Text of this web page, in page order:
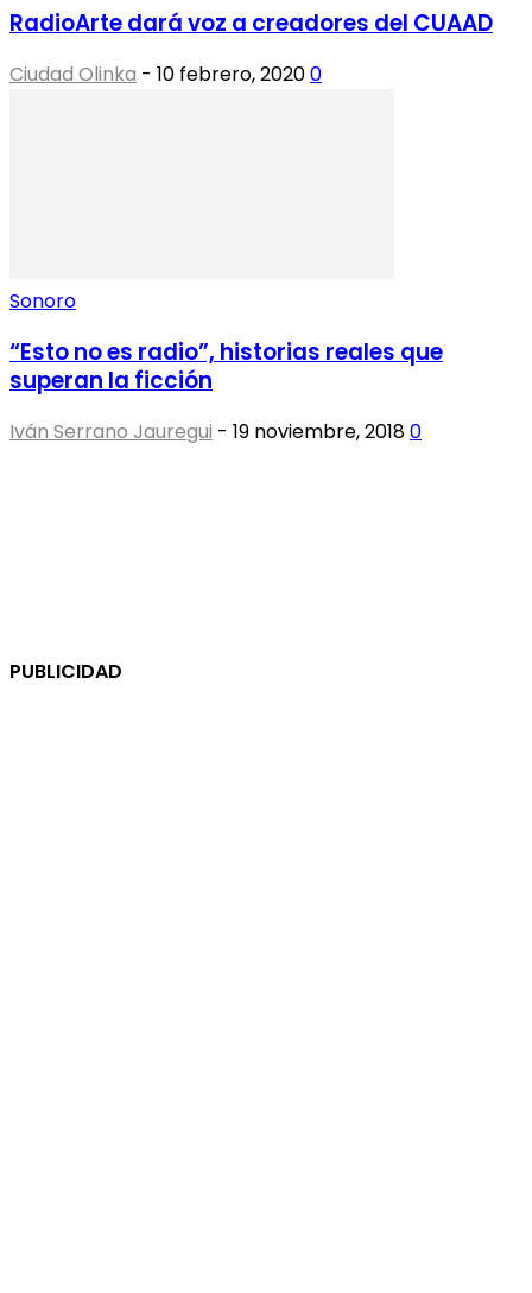
RadioArte dará voz a creadores del CUAAD
Ciudad Olinka - 10 febrero, 20200
Sonoro
“Esto no es radio”, historias reales que
superan la ficción
Iván Serrano Jauregui - 19 noviembre, 20180
PUBLICIDAD